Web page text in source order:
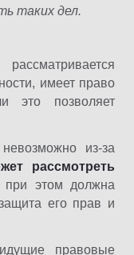
таких дел.
имеет право
это позволяет
из-за
рассмотреть
при этом должна
его прав и
правовые